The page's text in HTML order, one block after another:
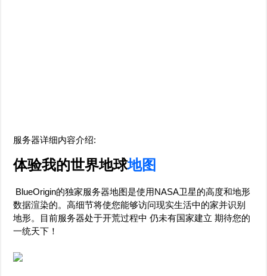
服务器详细内容介绍:
体验我的世界地球地图
BlueOrigin的独家服务器地图是使用NASA卫星的高度和地形
数据渲染的。高细节将使您能够访问现实生活中的家并识别
地形。目前服务器处于开荒过程中 仍未有国家建立 期待您的
一统天下！